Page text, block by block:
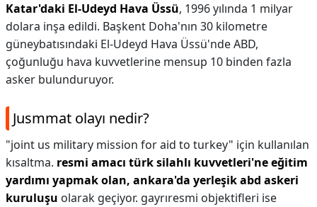
Katar'daki El-Udeyd Hava Üssü, 1996 yılında 1 milyar
dolara inşa edildi. Başkent Doha'nın 30 kilometre
güneybatısındaki El-Udeyd Hava Üssü'nde ABD,
çoğunluğu hava kuvvetlerine mensup 10 binden fazla
asker bulunduruyor.
Jusmmat olayı nedir?
"joint us military mission for aid to turkey" için kullanılan
kısaltma. resmi amacı türk silahlı kuvvetleri'ne eğitim
yardımı yapmak olan, ankara'da yerleşik abd askeri
kuruluşu olarak geçiyor. gayrıresmi objektifleri ise